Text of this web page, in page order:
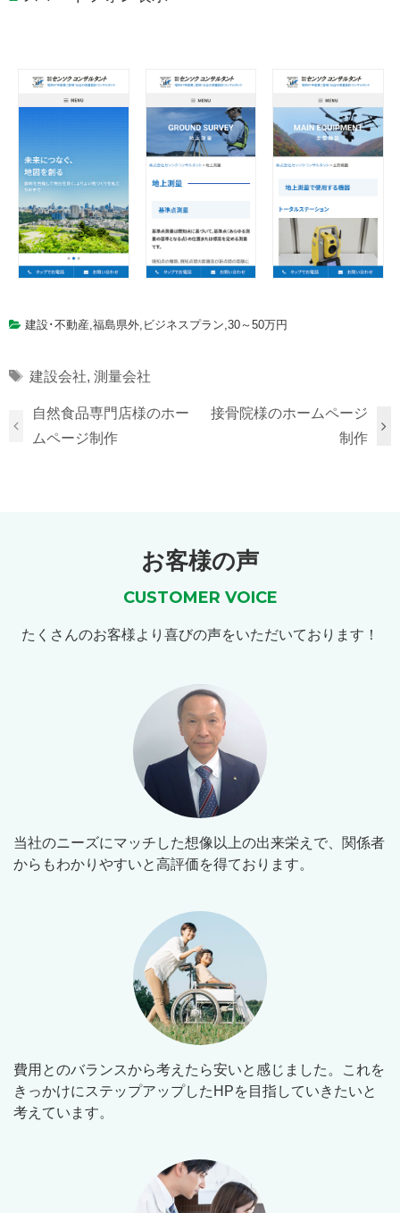
建設･不動産 福島県外 ビジネスプラン 30～50万円
Tags
建設会社, 測量会社
自然食品専門店様のホー
ムページ制作
接骨院様のホームページ
制作
お客様の声
CUSTOMER VOICE
たくさんのお客様より喜びの声をいただいております！
当社のニーズにマッチした想像以上の出来栄えで、関係者
からもわかりやすいと高評価を得ております。
費用とのバランスから考えたら安いと感じました。これを
きっかけにステップアップしたHPを目指していきたいと
考えています。